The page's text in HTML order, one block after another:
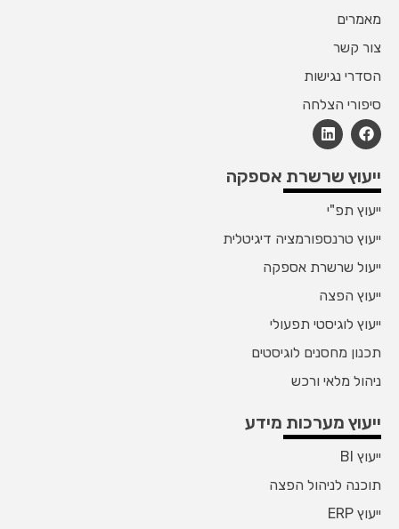
מאמרים
צור קשר
הסדרי נגישות
סיפורי הצלחה
ייעוץ שרשרת אספקה
ייעוץ תפ"י
ייעוץ טרנספורמציה דיגיטלית
ייעול שרשרת אספקה
ייעוץ הפצה
ייעוץ לוגיסטי תפעולי
תכנון מחסנים לוגיסטים
ניהול מלאי ורכש
ייעוץ מערכות מידע
ייעוץ BI
תוכנה לניהול הפצה
ייעוץ ERP